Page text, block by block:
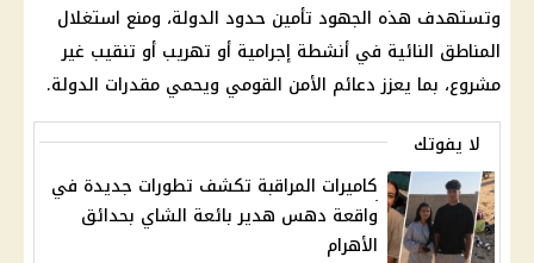
وتستهدف هذه الجهود تأمين حدود الدولة، ومنع استغلال
المناطق النائية في أنشطة إجرامية أو تهريب أو تنقيب غير
مشروع، بما يعزز دعائم الأمن القومي ويحمي مقدرات الدولة.
لا يفوتك
كاميرات المراقبة تكشف تطورات جديدة في
واقعة دهس هدير بائعة الشاي بحدائق
الأهرام